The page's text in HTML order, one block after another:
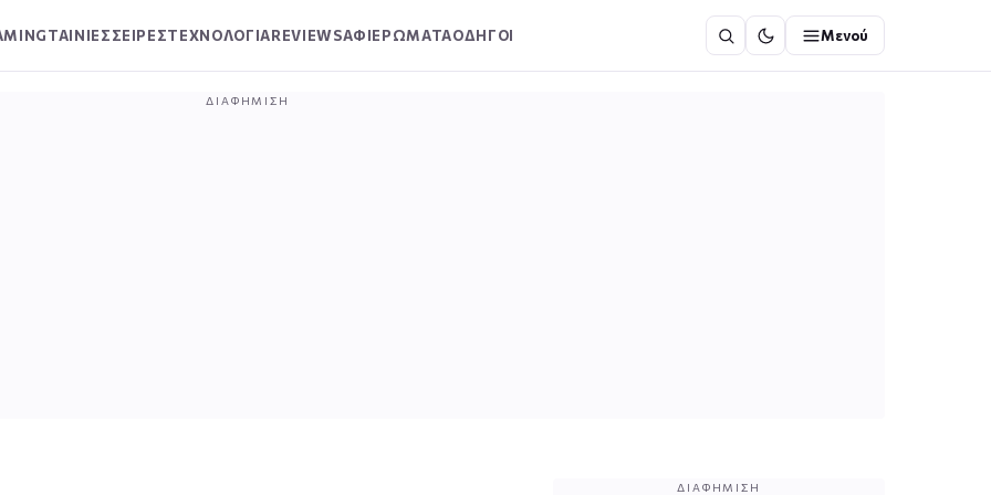
ΤΑΙΝΙΕΣΣΕΙΡΕΣΤΕΧΝΟΛΟΓΙΑREVIEWSΑΦΙΕΡΩΜΑΤΑΟΔΗΓΟΙ Μενού
ΔΙΑΦΉΜΙΣΗ
ΔΙΑΦΉΜΙΣΗ